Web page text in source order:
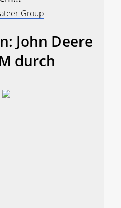
Group
John Deere
durch